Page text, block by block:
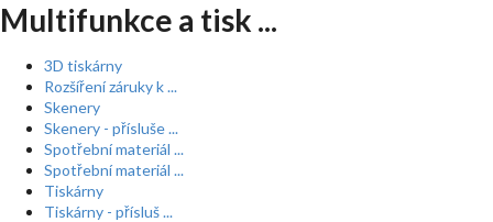
Multifunkce a tisk ...
3D tiskárny
Rozšíření záruky k ...
Skenery
Skenery - přísluše ...
Spotřební materiál ...
Spotřební materiál ...
Tiskárny
Tiskárny - přísluš ...